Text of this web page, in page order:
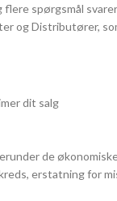
spørgsmål
og Distributører,
dit salg
de
erstatning for